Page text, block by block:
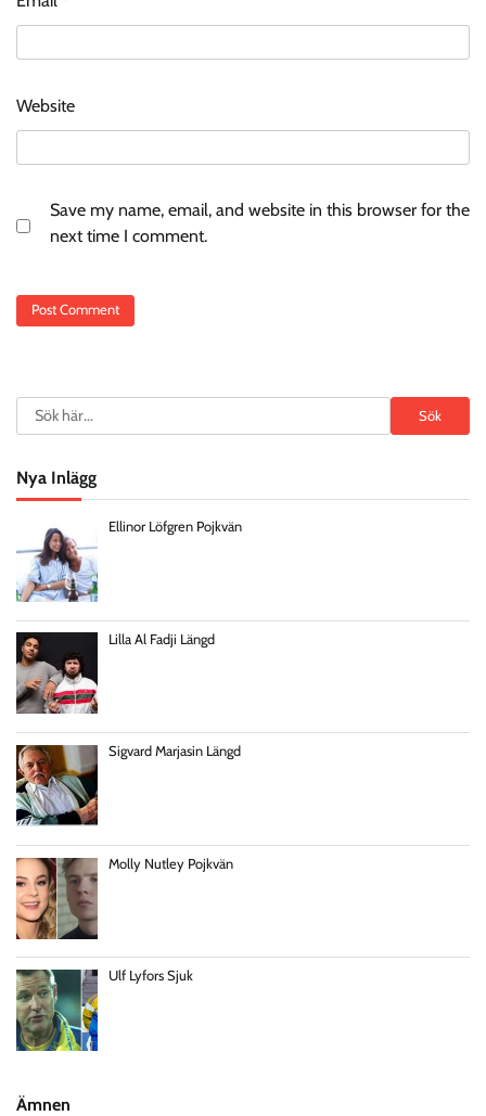
Website
Save my name, email, and website in this browser for the
next time I comment.
Search Sök
Nya Inlägg
Ellinor Löfgren Pojkvän
Lilla Al Fadji Längd
Sigvard Marjasin Längd
Molly Nutley Pojkvän
Ulf Lyfors Sjuk
Ämnen